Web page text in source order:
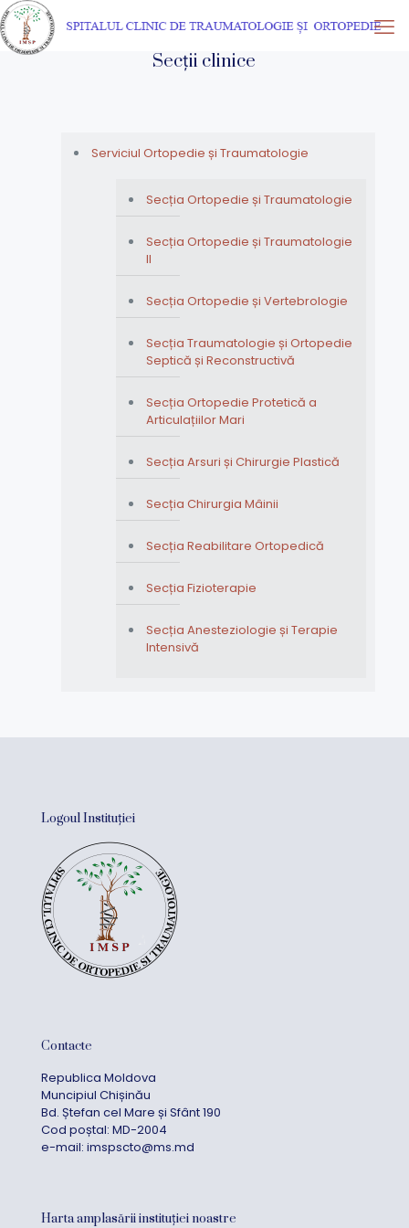
Secții clinice
Serviciul Ortopedie și Traumatologie
Secția Ortopedie și Traumatologie
Secția Ortopedie și Traumatologie
II
Secția Ortopedie și Vertebrologie
Secția Traumatologie și Ortopedie
Septică și Reconstructivă
Secția Ortopedie Protetică a
Articulațiilor Mari
Secția Arsuri și Chirurgie Plastică
Secția Chirurgia Mâinii
Secția Reabilitare Ortopedică
Secția Fizioterapie
Secția Anesteziologie și Terapie
Intensivă
Logoul Instituției
Contacte
Republica Moldova
Muncipiul Chișinău
Bd. Ștefan cel Mare și Sfânt 190
Cod poștal: MD-2004
e-mail: imspscto@ms.md
Harta amplasării instituției noastre